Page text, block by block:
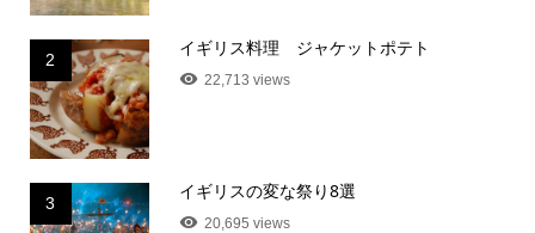
2
イギリス料理 ジャケットポテト
22,713 views
3
イギリスの変な祭り8選
20,695 views